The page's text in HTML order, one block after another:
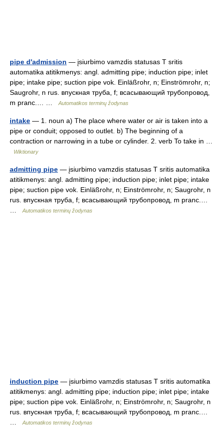
pipe d'admission — įsiurbimo vamzdis statusas T sritis
automatika atitikmenys: angl. admitting pipe; induction pipe; inlet
pipe; intake pipe; suction pipe vok. Einläßrohr, n; Einströmrohr, n;
Saugrohr, n rus. впускная труба, f; всасывающий трубопровод,
m pranc.… …
Automatikos terminų žodynas
intake — 1. noun a) The place where water or air is taken into a
pipe or conduit; opposed to outlet. b) The beginning of a
contraction or narrowing in a tube or cylinder. 2. verb To take in …
Wiktionary
admitting pipe — įsiurbimo vamzdis statusas T sritis automatika
atitikmenys: angl. admitting pipe; induction pipe; inlet pipe; intake
pipe; suction pipe vok. Einläßrohr, n; Einströmrohr, n; Saugrohr, n
rus. впускная труба, f; всасывающий трубопровод, m pranc.…
Automatikos terminų žodynas
induction pipe — įsiurbimo vamzdis statusas T sritis automatika
atitikmenys: angl. admitting pipe; induction pipe; inlet pipe; intake
pipe; suction pipe vok. Einläßrohr, n; Einströmrohr, n; Saugrohr, n
rus. впускная труба, f; всасывающий трубопровод, m pranc.…
Automatikos terminų žodynas